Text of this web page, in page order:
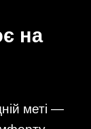
на
меті —